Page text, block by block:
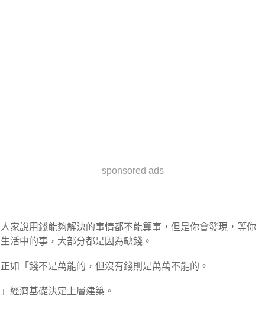
sponsored ads
人家說用錢能夠解決的事情都不能算事，但是你會發現，等你
生活中的事，大部分都是因為缺錢。
正如「錢不是萬能的，但沒有錢則是萬萬不能的。
」經濟基礎決定上層建築。